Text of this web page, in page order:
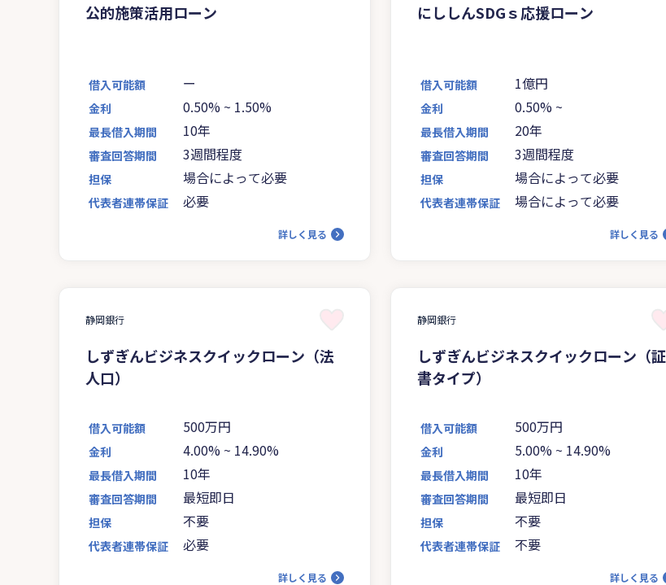
公的施策活用ローン
借入可能額 ー
金利 0.50% ~ 1.50%
最長借入期間 10年
審査回答期間 3週間程度
担保 場合によって必要
代表者連帯保証 必要
詳しく見る
にししんSDGｓ応援ローン
借入可能額 1億円
金利 0.50% ~
最長借入期間 20年
審査回答期間 3週間程度
担保 場合によって必要
代表者連帯保証 場合によって必要
詳しく見る
静岡銀行
しずぎんビジネスクイックローン（法
人口）
借入可能額 500万円
金利 4.00% ~ 14.90%
最長借入期間 10年
審査回答期間 最短即日
担保 不要
代表者連帯保証 必要
詳しく見る
静岡銀行
しずぎんビジネスクイックローン（証
書タイプ）
借入可能額 500万円
金利 5.00% ~ 14.90%
最長借入期間 10年
審査回答期間 最短即日
担保 不要
代表者連帯保証 不要
詳しく見る